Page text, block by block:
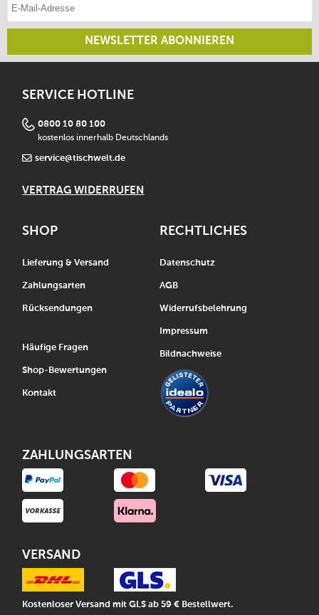
NEWSLETTER ABONNIEREN
SERVICE HOTLINE
0800 10 80 100
kostenlos innerhalb Deutschlands
service@tischwelt.de
VERTRAG WIDERRUFEN
SHOP
Lieferung & Versand
Zahlungsarten
Rücksendungen
Häufige Fragen
Shop-Bewertungen
Kontakt
RECHTLICHES
Datenschutz
AGB
Widerrufsbelehrung
Impressum
Bildnachweise
ZAHLUNGSARTEN
VERSAND
Kostenloser Versand mit GLS ab 59 € Bestellwert.